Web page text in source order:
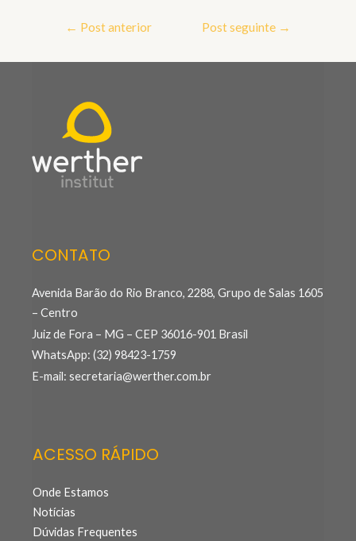
← Post anterior Post seguinte →
CONTATO
Avenida Barão do Rio Branco, 2288, Grupo de Salas 1605
– Centro
Juiz de Fora – MG – CEP 36016-901 Brasil
WhatsApp: (32) 98423-1759
E-mail: secretaria@werther.com.br
ACESSO RÁPIDO
Onde Estamos
Notícias
Dúvidas Frequentes